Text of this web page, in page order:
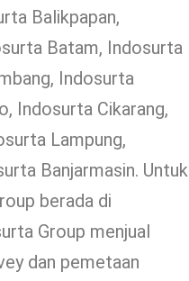
Balikpapan,
Batam, Indosurta
Indosurta
Indosurta Cikarang,
Lampung,
Banjarmasin. Untuk
berada di
Group menjual
dan pemetaan